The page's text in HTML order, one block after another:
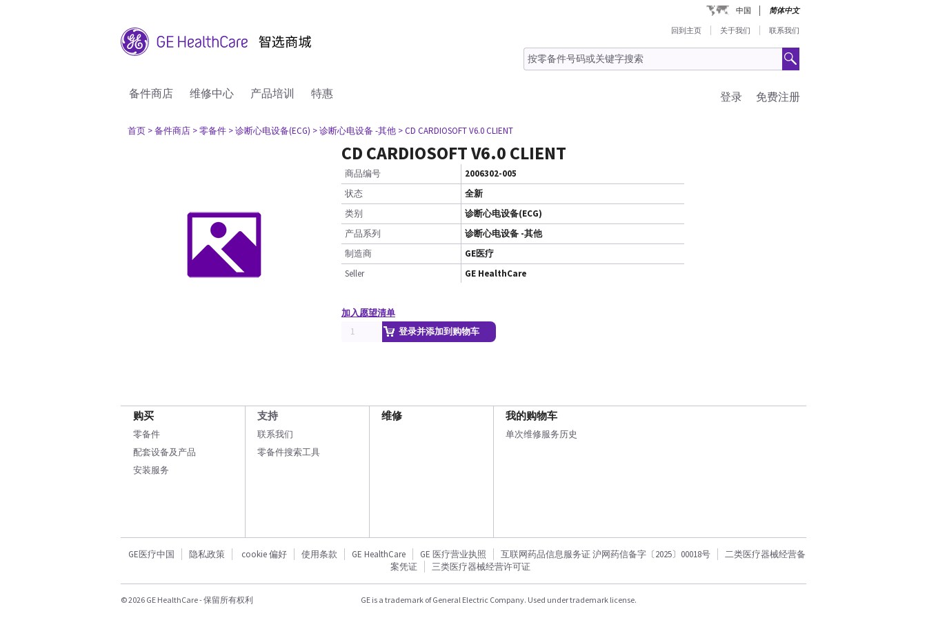
中国 简体中文
回到主页 关于我们 联系我们
备件商店 维修中心 产品培训 特惠 免费注册
登录
首页 > 备件商店 > 零备件 > 诊断心电设备(ECG) > 诊断心电设备 -其他 > CD CARDIOSOFT V6.0 CLIENT
CD CARDIOSOFT V6.0 CLIENT
商品编号
2006302-005
状态
全新
类别
诊断心电设备(ECG)
产品系列
诊断心电设备 -其他
制造商
GE医疗
Seller
GE HealthCare
加入愿望清单
登录并添加到购物车
购买
零备件
配套设备及产品
安装服务
支持
联系我们
零备件搜索工具
维修 我的购物车
单次维修服务历史
GE医疗中国 隐私政策 cookie 偏好 使用条款 GE HealthCare GE 医疗营业执照 互联网药品信息服务证 沪网药信备字〔2025〕00018号
二类医疗器械经营备
案凭证
三类医疗器械经营许可证
© 2026 GE HealthCare - 保留所有权利 GE is a trademark of General Electric Company. Used under trademark license.